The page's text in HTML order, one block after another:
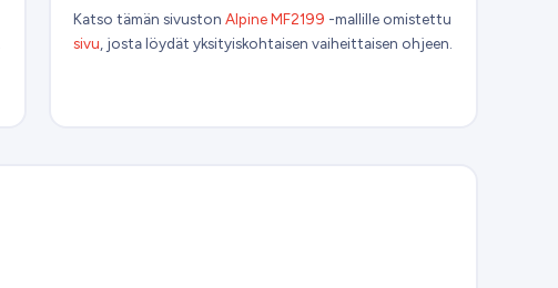
Katso tämän sivuston Alpine MF2199 -mallille omistettu
sivu , josta löydät yksityiskohtaisen vaiheittaisen ohjeen.